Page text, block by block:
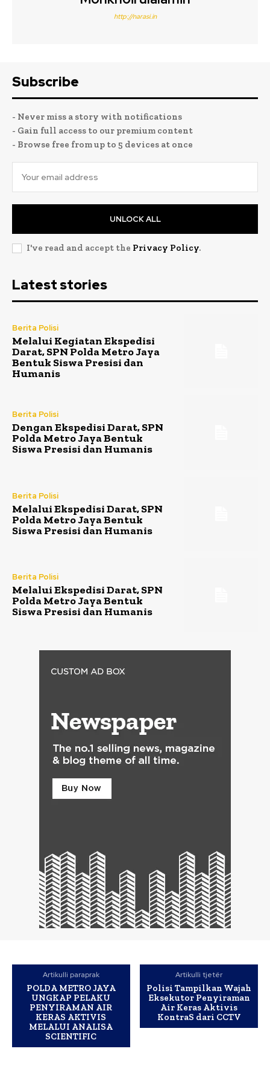
http://narasi.in
Subscribe
- Never miss a story with notifications
- Gain full access to our premium content
- Browse free from up to 5 devices at once
UNLOCK ALL
I've read and accept the Privacy Policy.
Latest stories
Berita Polisi
Melalui Kegiatan Ekspedisi
Darat, SPN Polda Metro Jaya
Bentuk Siswa Presisi dan
Humanis
Berita Polisi
Dengan Ekspedisi Darat, SPN
Polda Metro Jaya Bentuk
Siswa Presisi dan Humanis
Berita Polisi
Melalui Ekspedisi Darat, SPN
Polda Metro Jaya Bentuk
Siswa Presisi dan Humanis
Berita Polisi
Melalui Ekspedisi Darat, SPN
Polda Metro Jaya Bentuk
Siswa Presisi dan Humanis
Artikulli paraprak
POLDA METRO JAYA
UNGKAP PELAKU
PENYIRAMAN AIR
KERAS AKTIVIS
MELALUI ANALISA
SCIENTIFIC
Artikulli tjetër
Polisi Tampilkan Wajah
Eksekutor Penyiraman
Air Keras Aktivis
KontraS dari CCTV